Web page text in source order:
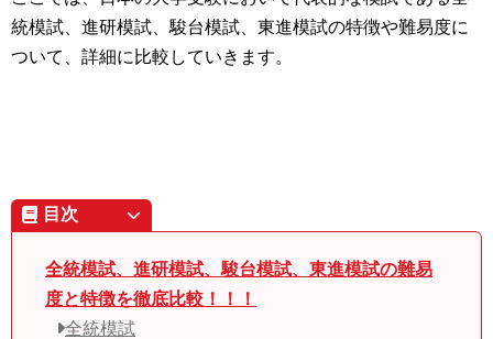
統模試、進研模試、駿台模試、東進模試の特徴や難易度に
ついて、詳細に比較していきます。
目次
全統模試、進研模試、駿台模試、東進模試の難易
度と特徴を徹底比較！！！
全統模試